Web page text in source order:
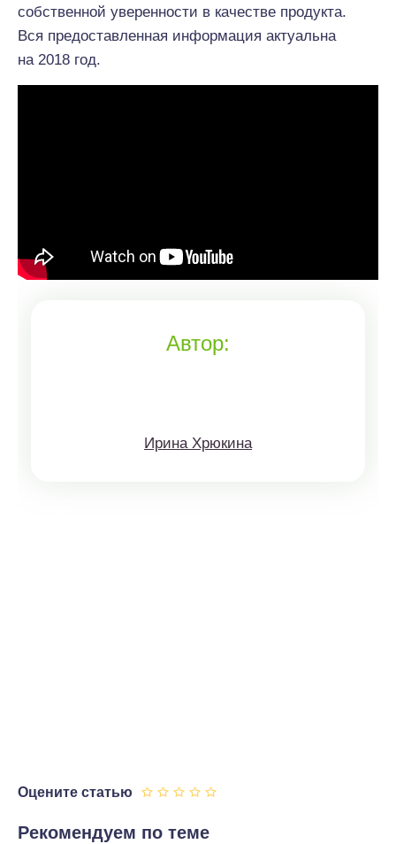
собственной уверенности в качестве продукта.
Вся предоставленная информация актуальна
на 2018 год.
Автор:
Ирина Хрюкина
Оцените статью
Рекомендуем по теме